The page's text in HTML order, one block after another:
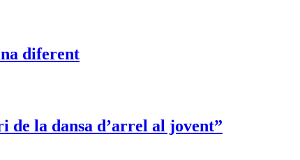
diferent
de la dansa d’arrel al jovent”